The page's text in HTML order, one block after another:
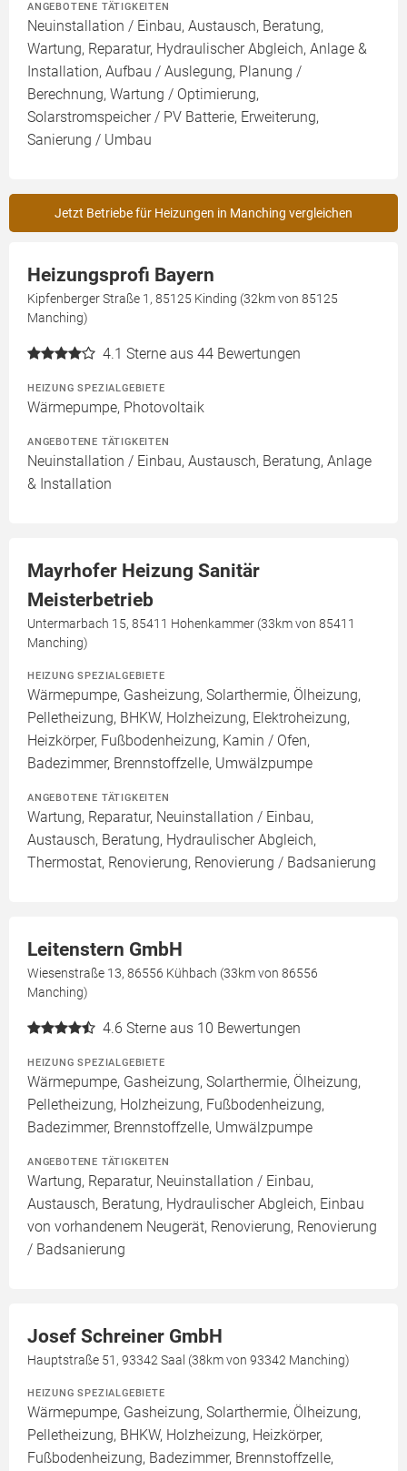
ANGEBOTENE TÄTIGKEITEN
Neuinstallation / Einbau, Austausch, Beratung,
Wartung, Reparatur, Hydraulischer Abgleich, Anlage &
Installation, Aufbau / Auslegung, Planung /
Berechnung, Wartung / Optimierung,
Solarstromspeicher / PV Batterie, Erweiterung,
Sanierung / Umbau
Jetzt Betriebe für Heizungen in Manching vergleichen
Heizungsprofi Bayern
Kipfenberger Straße 1, 85125 Kinding (32km von 85125
Manching)
4.1 Sterne aus 44 Bewertungen
HEIZUNG SPEZIALGEBIETE
Wärmepumpe, Photovoltaik
ANGEBOTENE TÄTIGKEITEN
Neuinstallation / Einbau, Austausch, Beratung, Anlage
& Installation
Mayrhofer Heizung Sanitär
Meisterbetrieb
Untermarbach 15, 85411 Hohenkammer (33km von 85411
Manching)
HEIZUNG SPEZIALGEBIETE
Wärmepumpe, Gasheizung, Solarthermie, Ölheizung,
Pelletheizung, BHKW, Holzheizung, Elektroheizung,
Heizkörper, Fußbodenheizung, Kamin / Ofen,
Badezimmer, Brennstoffzelle, Umwälzpumpe
ANGEBOTENE TÄTIGKEITEN
Wartung, Reparatur, Neuinstallation / Einbau,
Austausch, Beratung, Hydraulischer Abgleich,
Thermostat, Renovierung, Renovierung / Badsanierung
Leitenstern GmbH
Wiesenstraße 13, 86556 Kühbach (33km von 86556
Manching)
4.6 Sterne aus 10 Bewertungen
HEIZUNG SPEZIALGEBIETE
Wärmepumpe, Gasheizung, Solarthermie, Ölheizung,
Pelletheizung, Holzheizung, Fußbodenheizung,
Badezimmer, Brennstoffzelle, Umwälzpumpe
ANGEBOTENE TÄTIGKEITEN
Wartung, Reparatur, Neuinstallation / Einbau,
Austausch, Beratung, Hydraulischer Abgleich, Einbau
von vorhandenem Neugerät, Renovierung, Renovierung
/ Badsanierung
Josef Schreiner GmbH
Hauptstraße 51, 93342 Saal (38km von 93342 Manching)
HEIZUNG SPEZIALGEBIETE
Wärmepumpe, Gasheizung, Solarthermie, Ölheizung,
Pelletheizung, BHKW, Holzheizung, Heizkörper,
Fußbodenheizung, Badezimmer, Brennstoffzelle,